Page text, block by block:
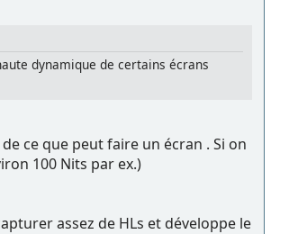
dynamique de certains écrans
ce que peut faire un écran . Si on
100 Nits par ex.)
assez de HLs et développe le